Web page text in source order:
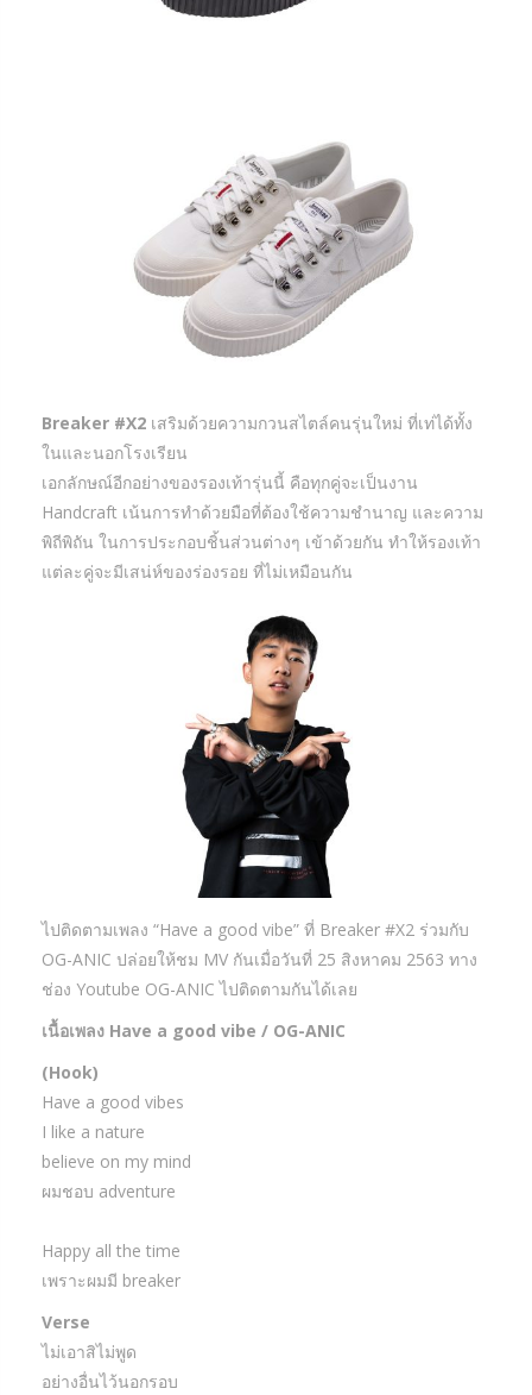
Breaker #X2 เสริมด้วยความกวนสไตล์คนรุ่นใหม่ ที่เท่ได้ทั้ง
ในและนอกโรงเรียน
เอกลักษณ์อีกอย่างของรองเท้ารุ่นนี้ คือทุกคู่จะเป็นงาน
Handcraft เน้นการทำด้วยมือที่ต้องใช้ความชำนาญ และความ
พิถีพิถัน ในการประกอบชิ้นส่วนต่างๆ เข้าด้วยกัน ทำให้รองเท้า
แต่ละคู่จะมีเสน่ห์ของร่องรอย ที่ไม่เหมือนกัน
ไปติดตามเพลง “Have a good vibe” ที่ Breaker #X2 ร่วมกับ
OG-ANIC ปล่อยให้ชม MV กันเมื่อวันที่ 25 สิงหาคม 2563 ทาง
ช่อง Youtube OG-ANIC ไปติดตามกันได้เลย
เนื้อเพลง Have a good vibe / OG-ANIC
(Hook)
Have a good vibes
I like a nature
believe on my mind
ผมชอบ adventure
Happy all the time
เพราะผมมี breaker
Verse
ไม่เอาสิไม่พูด
อย่างอื่นไว้นอกรอบ